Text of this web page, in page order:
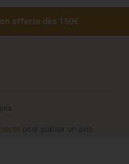
offerte dès 150€